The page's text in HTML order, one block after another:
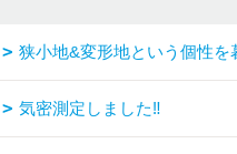
狭小地&変形地という個性を
気密測定しました‼